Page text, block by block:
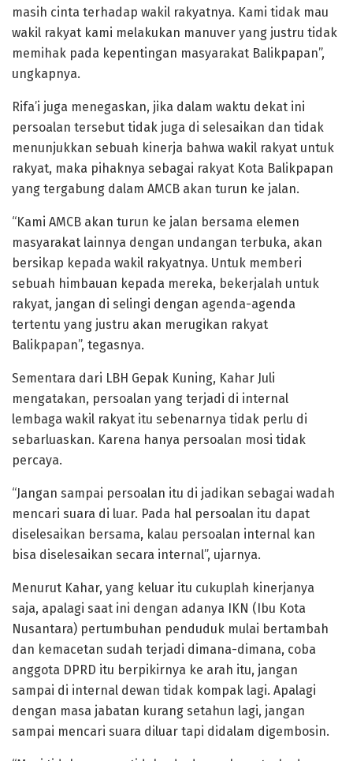
masih cinta terhadap wakil rakyatnya. Kami tidak mau
wakil rakyat kami melakukan manuver yang justru tidak
memihak pada kepentingan masyarakat Balikpapan”,
ungkapnya.
Rifa’i juga menegaskan, jika dalam waktu dekat ini
persoalan tersebut tidak juga di selesaikan dan tidak
menunjukkan sebuah kinerja bahwa wakil rakyat untuk
rakyat, maka pihaknya sebagai rakyat Kota Balikpapan
yang tergabung dalam AMCB akan turun ke jalan.
“Kami AMCB akan turun ke jalan bersama elemen
masyarakat lainnya dengan undangan terbuka, akan
bersikap kepada wakil rakyatnya. Untuk memberi
sebuah himbauan kepada mereka, bekerjalah untuk
rakyat, jangan di selingi dengan agenda-agenda
tertentu yang justru akan merugikan rakyat
Balikpapan”, tegasnya.
Sementara dari LBH Gepak Kuning, Kahar Juli
mengatakan, persoalan yang terjadi di internal
lembaga wakil rakyat itu sebenarnya tidak perlu di
sebarluaskan. Karena hanya persoalan mosi tidak
percaya.
“Jangan sampai persoalan itu di jadikan sebagai wadah
mencari suara di luar. Pada hal persoalan itu dapat
diselesaikan bersama, kalau persoalan internal kan
bisa diselesaikan secara internal”, ujarnya.
Menurut Kahar, yang keluar itu cukuplah kinerjanya
saja, apalagi saat ini dengan adanya IKN (Ibu Kota
Nusantara) pertumbuhan penduduk mulai bertambah
dan kemacetan sudah terjadi dimana-dimana, coba
anggota DPRD itu berpikirnya ke arah itu, jangan
sampai di internal dewan tidak kompak lagi. Apalagi
dengan masa jabatan kurang setahun lagi, jangan
sampai mencari suara diluar tapi didalam digembosin.